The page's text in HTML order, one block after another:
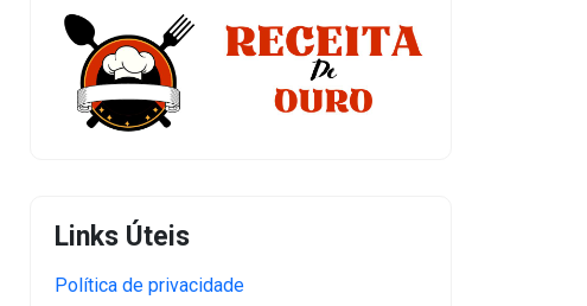
Links Úteis
Política de privacidade